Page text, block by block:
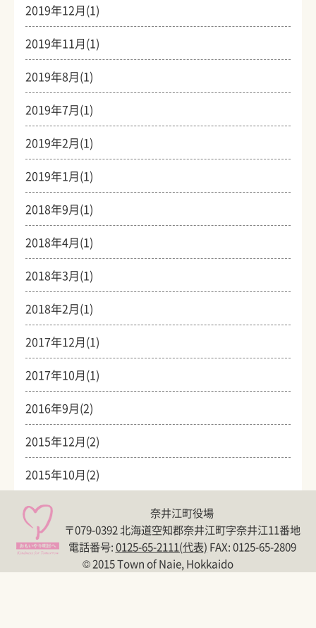
2019年12月(1)
2019年11月(1)
2019年8月(1)
2019年7月(1)
2019年2月(1)
2019年1月(1)
2018年9月(1)
2018年4月(1)
2018年3月(1)
2018年2月(1)
2017年12月(1)
2017年10月(1)
2016年9月(2)
2015年12月(2)
2015年10月(2)
奈井江町役場
〒079-0392 北海道空知郡奈井江町字奈井江11番地
電話番号:0125-65-2111(代表) FAX: 0125-65-2809
© 2015 Town of Naie, Hokkaido